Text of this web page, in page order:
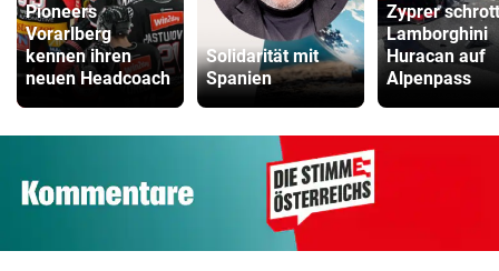
Pioneers
Vorarlberg
kennen ihren
neuen Headcoach
Solidarität mit
Spanien
Zyprer
Lamborghini
Huracan auf
Alpenpass